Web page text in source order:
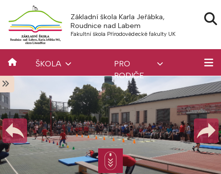
Základní škola Karla Jeřábka,
Roudnice nad Labem
Fakultní škola Přírodovědecké fakulty UK
ŠKOLA
PRO
RODIČE